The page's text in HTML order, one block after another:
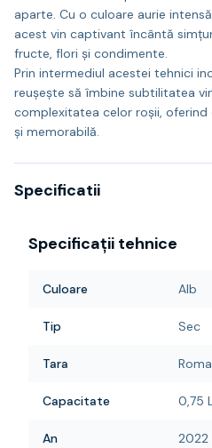
aparte. Cu o culoare aurie
acest vin captivant încântă
fructe, flori și condimente.
Prin intermediul acestei tehnici
reușește să îmbine subtilitatea
complexitatea celor roșii, oferind
și memorabilă.
Specificatii
Specificații tehnice
Culoare Alb
Tip Sec
Tara
Capacitate 0,75
An 2022